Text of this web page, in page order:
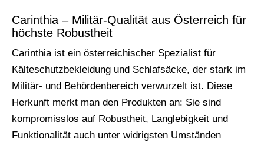
Carinthia – Militär-Qualität aus Österreich für
höchste Robustheit
Carinthia ist ein österreichischer Spezialist für
Kälteschutzbekleidung und Schlafsäcke, der stark im
Militär- und Behördenbereich verwurzelt ist. Diese
Herkunft merkt man den Produkten an: Sie sind
kompromisslos auf Robustheit, Langlebigkeit und
Funktionalität auch unter widrigsten Umständen